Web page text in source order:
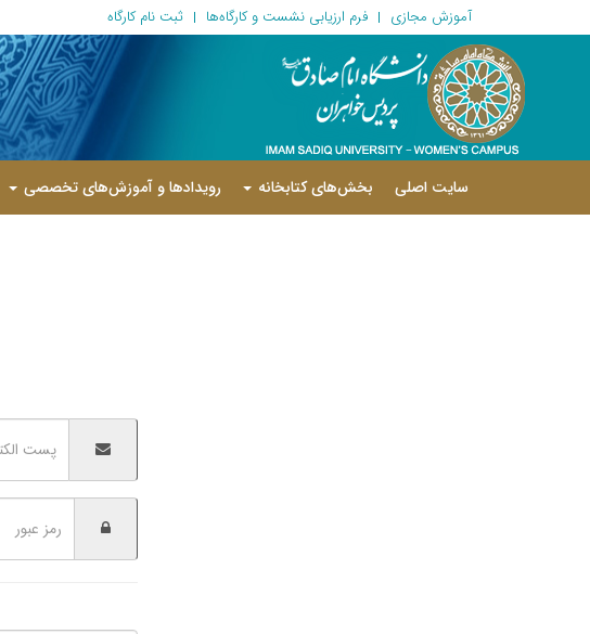
آموزش مجازی فرم ارزیابی نشست‌ و کارگاه‌ها ثبت نام کارگاه
سایت اصلی بخش‌های کتابخانه رویدادها و آموزش‌های تخصصی